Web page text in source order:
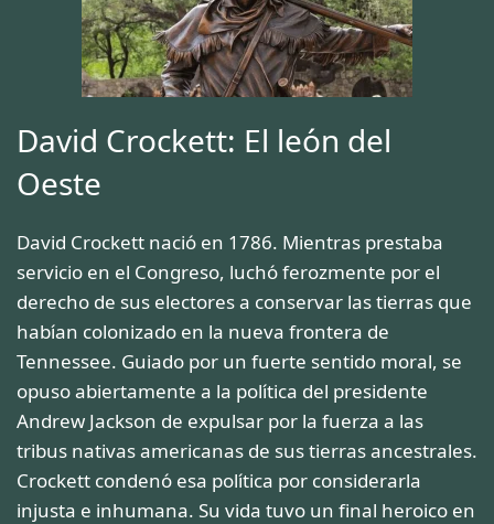
David Crockett: El león del
Oeste
David Crockett nació en 1786. Mientras prestaba
servicio en el Congreso, luchó ferozmente por el
derecho de sus electores a conservar las tierras que
habían colonizado en la nueva frontera de
Tennessee. Guiado por un fuerte sentido moral, se
opuso abiertamente a la política del presidente
Andrew Jackson de expulsar por la fuerza a las
tribus nativas americanas de sus tierras ancestrales.
Crockett condenó esa política por considerarla
injusta e inhumana. Su vida tuvo un final heroico en